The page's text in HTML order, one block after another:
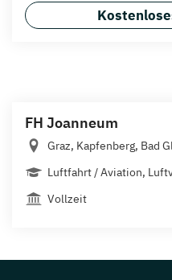
FH Joanneum
Graz, Kapfenberg, Bad
Luftfahrt / Aviation,
Vollzeit